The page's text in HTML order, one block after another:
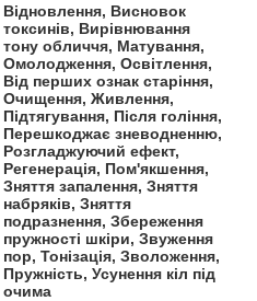
Відновлення, Висновок
токсинів, Вирівнювання
тону обличчя, Матування,
Омолодження, Освітлення,
Від перших ознак старіння,
Очищення, Живлення,
Підтягування, Після гоління,
Перешкоджає зневодненню,
Розгладжуючий ефект,
Регенерація, Пом'якшення,
Зняття запалення, Зняття
набряків, Зняття
подразнення, Збереження
пружності шкіри, Звуження
пор, Тонізація, Зволоження,
Пружність, Усунення кіл під
очима